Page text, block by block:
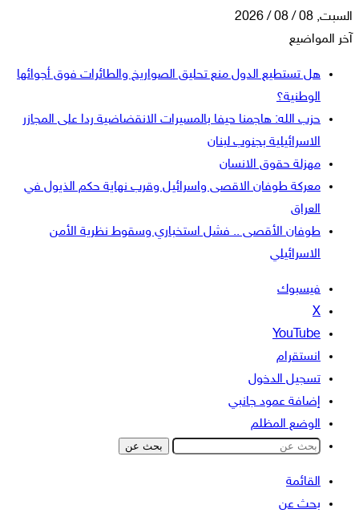
السبت, 08 / 08 / 2026
آخر المواضيع
هل تستطيع الدول منع تحليق الصواريخ والطائرات فوق أجوائها
الوطنية؟
حزب الله: هاجمنا حيفا بالمسيرات الانقضاضية ردا على المجازر
الاسرائيلية بجنوب لبنان
مهزلة حقوق الانسان
معركة طوفان الاقصى واسرائيل وقرب نهاية حكم الذيول في
العراق
طوفان الأقصى .. فشل استخباري وسقوط نظرية الأمن
الاسرائيلي
فيسبوك
‫X
‫YouTube
انستقرام
تسجيل الدخول
إضافة عمود جانبي
الوضع المظلم
بحث عن
القائمة
بحث عن